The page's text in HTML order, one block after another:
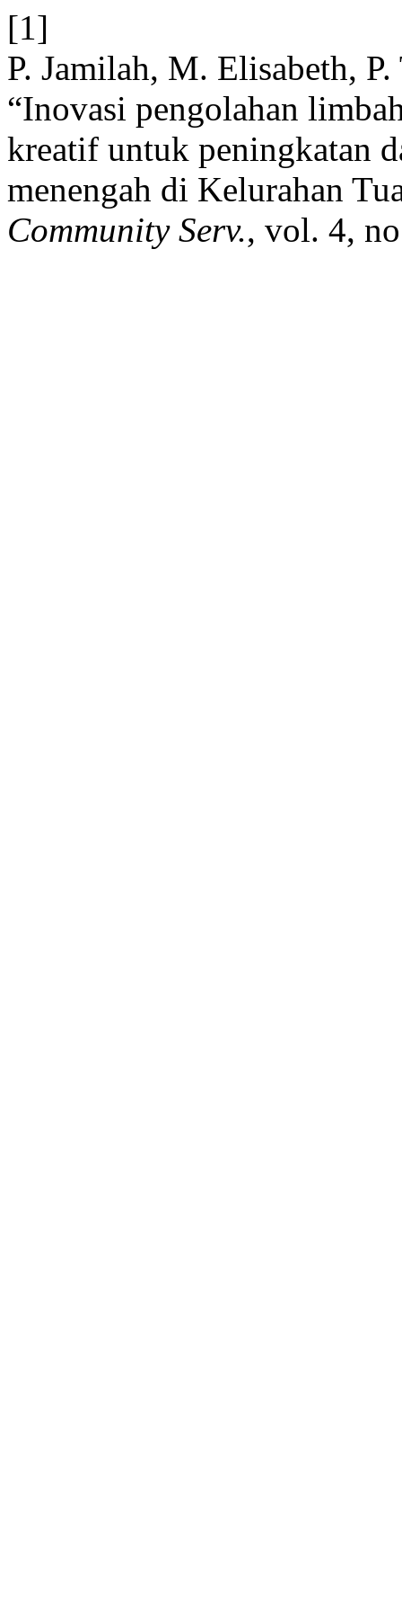
[1]
P. Jamilah, M. Elisabeth,
“Inovasi pengolahan
kreatif untuk peningkatan
menengah di Kelurahan
Community Serv., vol. 4,